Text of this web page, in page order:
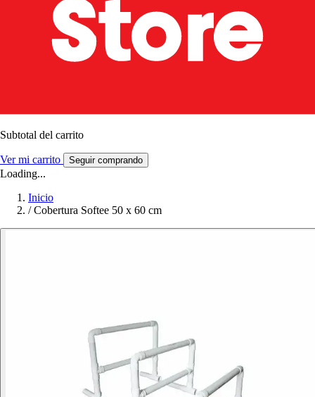
Subtotal del carrito
Ver mi carrito Seguir comprando
Loading...
Inicio
/ Cobertura Softee 50 x 60 cm